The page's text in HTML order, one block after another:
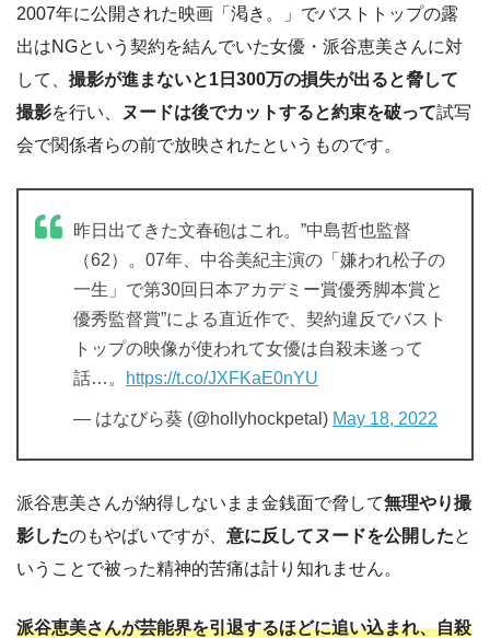
2007年に公開された映画「渇き。」でバストトップの露
出はNGという契約を結んでいた女優・派谷恵美さんに対
して、 撮影が進まないと1日300万の損失が出ると脅して
撮影を行い、 ヌードは後でカットすると約束を破って試写
会で関係者らの前で放映されたというものです。
昨日出てきた文春砲はこれ。”中島哲也監督
（62）。07年、中谷美紀主演の「嫌われ松子の
一生」で第30回日本アカデミー賞優秀脚本賞と
優秀監督賞”による直近作で、契約違反でバスト
トップの映像が使われて女優は自殺未遂って
話…。
https://t.co/JXFKaE0nYU
— はなびら葵 (@hollyhockpetal) May 18, 2022
派谷恵美さんが納得しないまま金銭面で脅して無理やり撮
影したのもやばいですが、 意に反してヌードを公開したと
いうことで被った精神的苦痛は計り知れません。
派谷恵美さんが芸能界を引退するほどに追い込まれ、自殺